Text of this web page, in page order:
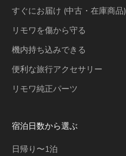
すぐにお届け (中古・在庫商品)
リモワを傷から守る
機内持ち込みできる
便利な旅行アクセサリー
リモワ純正パーツ
宿泊日数から選ぶ
日帰り〜1泊